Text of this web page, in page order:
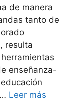
de manera
tanto de
resulta
enseñanza-
Leer más